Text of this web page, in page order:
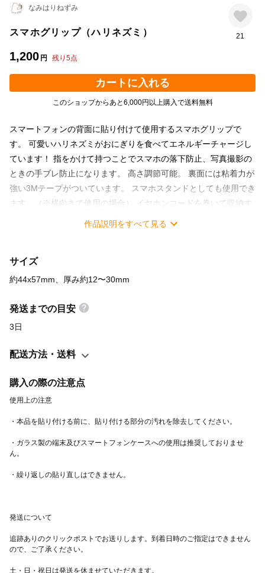
なみはりねずみ
スマホグリップ（ハリネズミ）
1,200 円 残り 5点
21
カートに入れる
このショップからあと6,000円以上購入で送料無料
スマートフォンの背面に貼り付けて使用するスマホグリップで
す。 可愛いハリネズミがおにぎりを食べてエネルギーチャージし
ています！ 指をかけて持つことでスマホの落下防止、写真撮影の
ときの手ブレ防止になります。 高さ調節可能。 裏面には粘着力が
強い3Mテープがついています。 スマホスタンドとしても使用でき
ます。（※横向きで使用の場合） イヤホンコードを巻いて収納す
ることも可。 素材：アクリル、ABS樹脂
作品説明をすべて見る
サイズ
約44x57mm、厚み約12〜30mm
発送までの目安
3日
配送方法・送料
購入の際の注意点
・ガラス製の端末及びスマートフォンケースへの使用は推奨しておりませ
追跡ありのクリックポストでお送りします。到着日時のご指定はできません